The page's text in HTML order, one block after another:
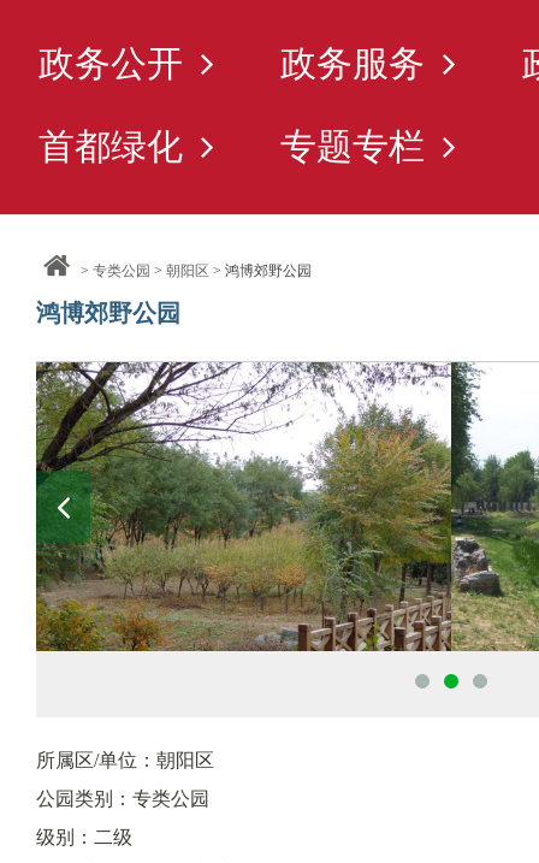
政务公开 政务服务
首都绿化 专题专栏
> 专类公园 > 朝阳区 > 鸿博郊野公园
鸿博郊野公园
所属区/单位：朝阳区
公园类别：专类公园
级别：二级